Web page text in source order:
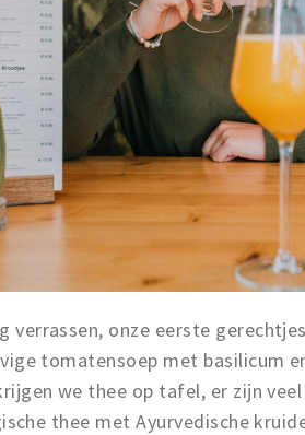
verrassen, onze eerste
tomatensoep met basilicum
we thee op tafel, er zijn
thee met Ayurvedische